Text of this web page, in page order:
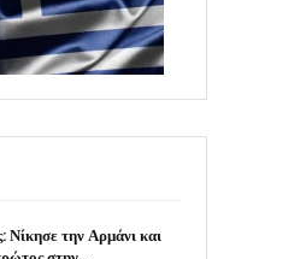
Νίκησε την Αρμάνι και